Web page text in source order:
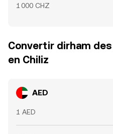
1 000 CHZ
Convertir dirham
en Chiliz
AED
1 AED